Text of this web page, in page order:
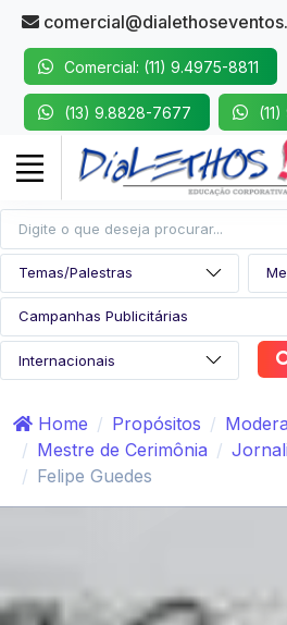
Comercial: (11) 9.4975-8811
(13) 9.8828-7677
Home Propósitos
Mestre de Cerimônia
Felipe Guedes